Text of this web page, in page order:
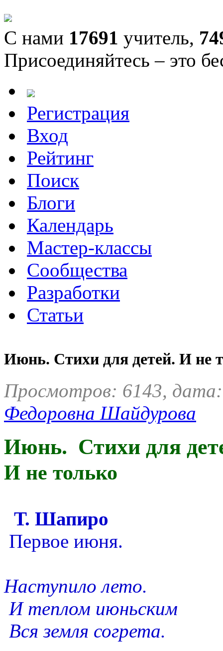
С нами 17691 учитель,
Присоединяйтесь – это
Регистрация
Вход
Рейтинг
Поиск
Блоги
Календарь
Мастер-классы
Сообщества
Разработки
Статьи
Июнь. Стихи для детей. И не
Просмотров: 6143,
Федоровна Шайдурова
Июнь. Стихи для
И не только
Т. Шапиро
Первое июня.
Наступило лето.
И теплом июньским
Вся земля согрета.